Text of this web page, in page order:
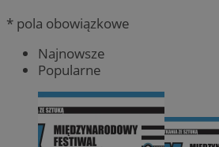
* pola obowiązkowe
Najnowsze
Popularne